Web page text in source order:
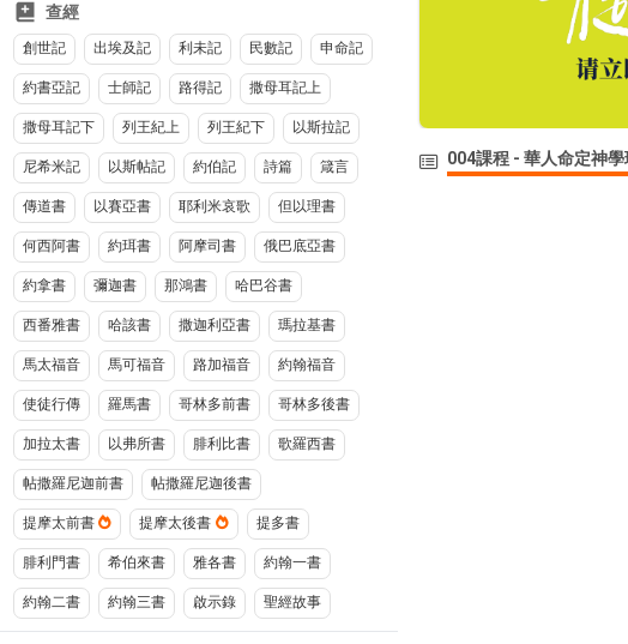
查經
創世記 出埃及記 利未記 民數記 申命記
約書亞記 士師記 路得記 撒母耳記上
撒母耳記下 列王紀上 列王紀下 以斯拉記
尼希米記 以斯帖記 約伯記 詩篇 箴言
傳道書 以賽亞書 耶利米哀歌 但以理書
何西阿書 約珥書 阿摩司書 俄巴底亞書
約拿書 彌迦書 那鴻書 哈巴谷書
西番雅書 哈該書 撒迦利亞書 瑪拉基書
馬太福音 馬可福音 路加福音 約翰福音
使徒行傳 羅馬書 哥林多前書 哥林多後書
加拉太書 以弗所書 腓利比書 歌羅西書
帖撒羅尼迦前書 帖撒羅尼迦後書
提摩太前書 提摩太後書 提多書
腓利門書 希伯來書 雅各書 約翰一書
約翰二書 約翰三書 啟示錄 聖經故事
004課程 - 華人命定神學